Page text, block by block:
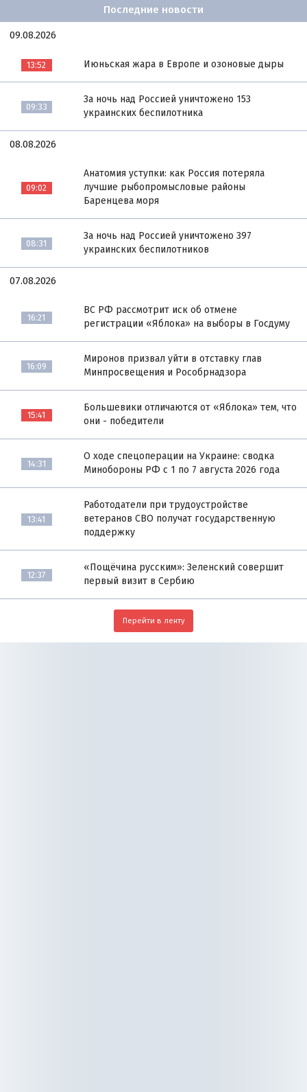
Последние новости
09.08.2026
13:52 Июньская жара в Европе и озоновые дыры
09:33
За ночь над Россией уничтожено 153
украинских беспилотника
08.08.2026
09:02
Анатомия уступки: как Россия потеряла
лучшие рыбопромысловые районы
Баренцева моря
08:31
За ночь над Россией уничтожено 397
украинских беспилотников
07.08.2026
16:21
ВС РФ рассмотрит иск об отмене
регистрации «Яблока» на выборы в Госдуму
16:09
Миронов призвал уйти в отставку глав
Минпросвещения и Рособрнадзора
15:41
Большевики отличаются от «Яблока» тем, что
они - победители
14:31
О ходе спецоперации на Украине: сводка
Минобороны РФ с 1 по 7 августа 2026 года
13:41
Работодатели при трудоустройстве
ветеранов СВО получат государственную
поддержку
12:37
«Пощёчина русским»: Зеленский совершит
первый визит в Сербию
Перейти в ленту